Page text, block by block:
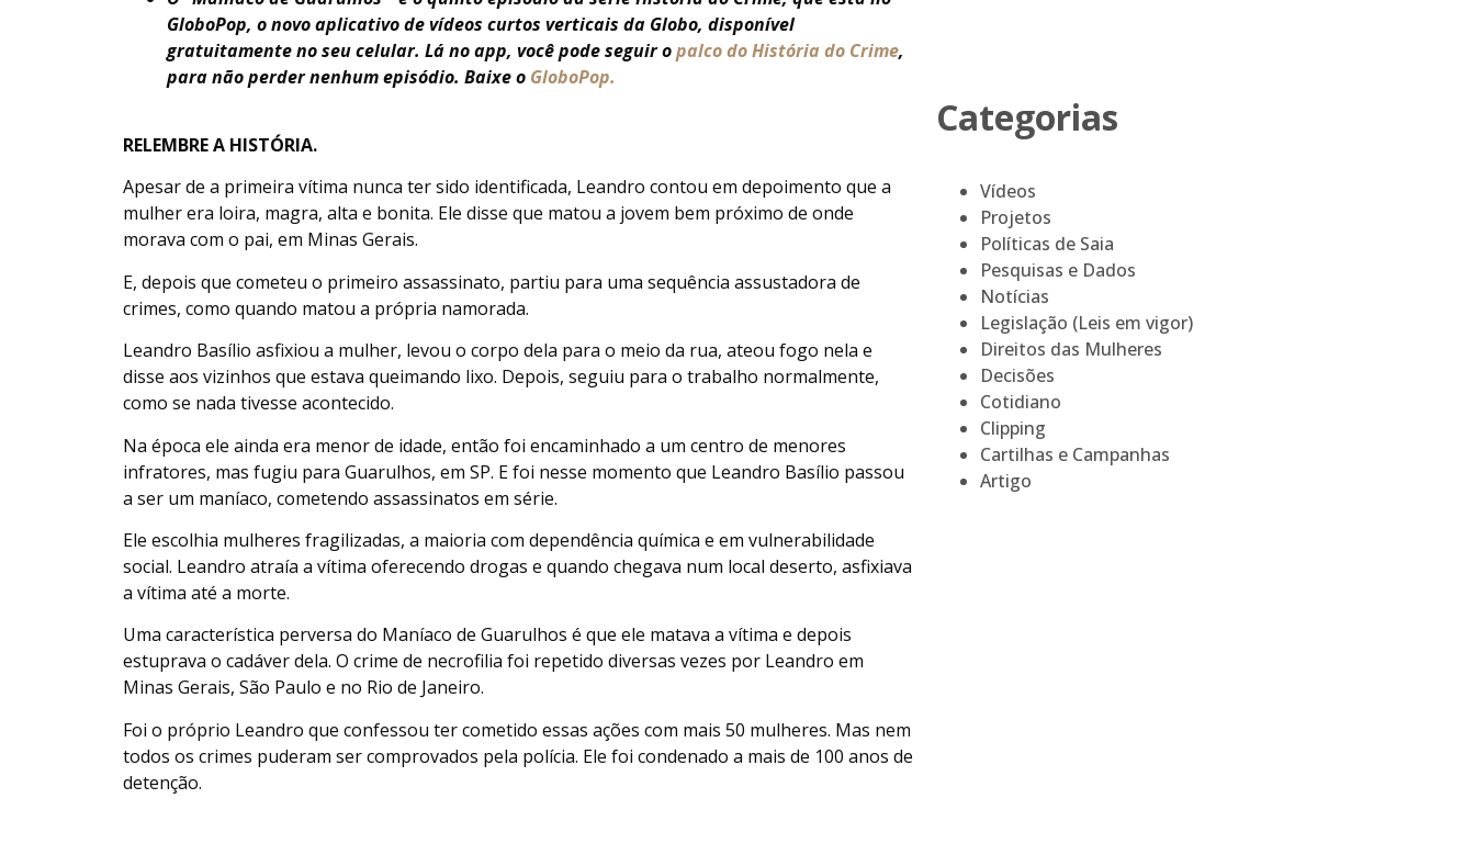
GloboPop, o novo aplicativo de vídeos curtos verticais da Globo, disponível
gratuitamente no seu celular. Lá no app, você pode seguir opalco do História do Crime,
para não perder nenhum episódio. Baixe o GloboPop.
RELEMBRE A HISTÓRIA.
Apesar de a primeira vítima nunca ter sido identificada, Leandro contou em depoimento que a
mulher era loira, magra, alta e bonita. Ele disse que matou a jovem bem próximo de onde
morava com o pai, em Minas Gerais.
E, depois que cometeu o primeiro assassinato, partiu para uma sequência assustadora de
crimes, como quando matou a própria namorada.
Leandro Basílio asfixiou a mulher, levou o corpo dela para o meio da rua, ateou fogo nela e
disse aos vizinhos que estava queimando lixo. Depois, seguiu para o trabalho normalmente,
como se nada tivesse acontecido.
Na época ele ainda era menor de idade, então foi encaminhado a um centro de menores
infratores, mas fugiu para Guarulhos, em SP. E foi nesse momento que Leandro Basílio passou
a ser um maníaco, cometendo assassinatos em série.
Ele escolhia mulheres fragilizadas, a maioria com dependência química e em vulnerabilidade
social. Leandro atraía a vítima oferecendo drogas e quando chegava num local deserto, asfixiava
a vítima até a morte.
Uma característica perversa do Maníaco de Guarulhos é que ele matava a vítima e depois
estuprava o cadáver dela. O crime de necrofilia foi repetido diversas vezes por Leandro em
Minas Gerais, São Paulo e no Rio de Janeiro.
Foi o próprio Leandro que confessou ter cometido essas ações com mais 50 mulheres. Mas nem
todos os crimes puderam ser comprovados pela polícia. Ele foi condenado a mais de 100 anos de
detenção.
Categorias
Vídeos
Projetos
Políticas de Saia
Pesquisas e Dados
Notícias
Legislação (Leis em vigor)
Direitos das Mulheres
Decisões
Cotidiano
Clipping
Cartilhas e Campanhas
Artigo